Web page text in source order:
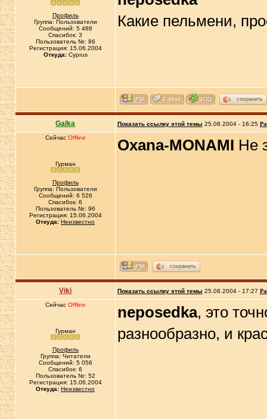
Профиль
Группа: Пользователи
Сообщений: 5 488
Спасибок: 3
Пользователь №: 86
Регистрация: 15.06.2004
Откуда:Cyprus
Какие пельмени,
сохранить
Galka Показать ссылку этой темы 25.08.2004 - 16:25
Сейчас Offline
Гурман
Профиль
Группа: Пользователи
Сообщений: 6 526
Спасибок: 6
Пользователь №: 96
Регистрация: 15.06.2004
Откуда: Неизвестно
Oxana-MONAMI Не
сохранить
Viki Показать ссылку этой темы 25.08.2004 - 17:27
Сейчас Offline
Гурман
Профиль
Группа: Читатели
Сообщений: 5 056
Спасибок: 6
Пользователь №: 52
Регистрация: 15.06.2004
Откуда: Неизвестно
neposedka, это
разнообразно, и